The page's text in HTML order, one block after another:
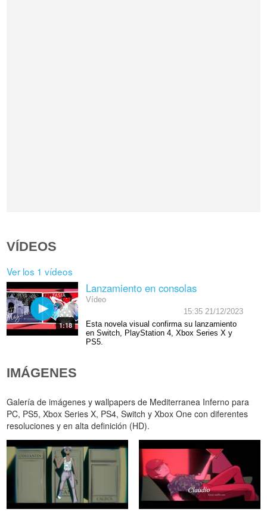
VÍDEOS
Ver los 1 vídeos
1:18
Lanzamiento en consolas
Vídeo
15:35 21/12/2023
Esta novela visual confirma su lanzamiento
en Switch, PlayStation 4, Xbox Series X y
PS5.
IMÁGENES
Galería de imágenes y wallpapers de Mediterranea Inferno para
PC, PS5, Xbox Series X, PS4, Switch y Xbox One con diferentes
resoluciones y en alta definición (HD).